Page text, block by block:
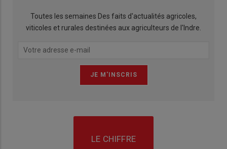
Toutes les semaines Des faits d'actualités agricoles,
viticoles et rurales destinées aux agriculteurs de l'Indre.
LE CHIFFRE